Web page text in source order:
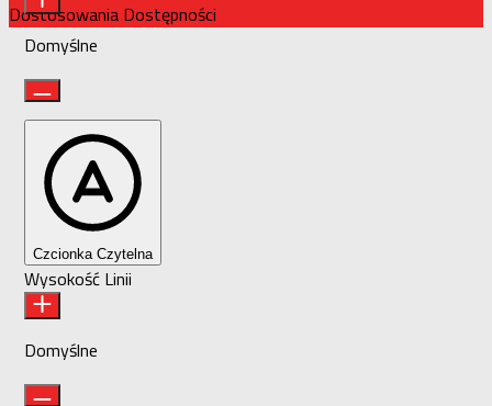
Dostosowania Dostępności
Domyślne
Czcionka Czytelna
Wysokość Linii
Domyślne